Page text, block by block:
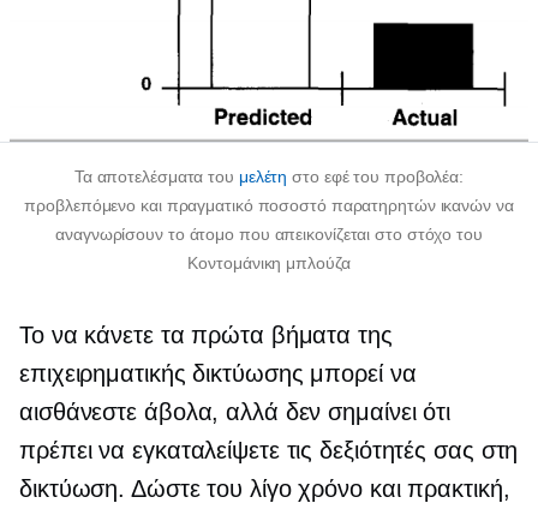
Τα αποτελέσματα του μελέτη στο εφέ του προβολέα:
προβλεπόμενο και πραγματικό ποσοστό παρατηρητών ικανών να
αναγνωρίσουν το άτομο που απεικονίζεται στο στόχο του
Κοντομάνικη μπλούζα
Το να κάνετε τα πρώτα βήματα της
επιχειρηματικής δικτύωσης μπορεί να
αισθάνεστε άβολα, αλλά δεν σημαίνει ότι
πρέπει να εγκαταλείψετε τις δεξιότητές σας στη
δικτύωση. Δώστε του λίγο χρόνο και πρακτική,